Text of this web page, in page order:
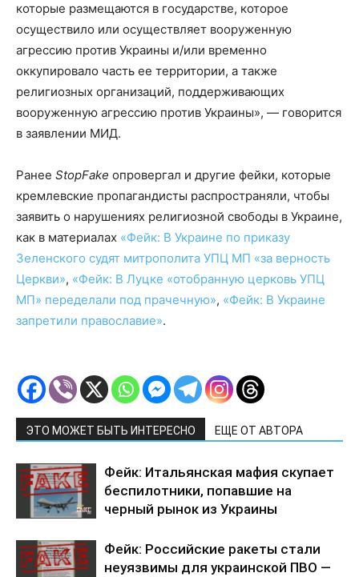
которые размещаются в государстве, которое
осуществило или осуществляет вооруженную
агрессию против Украины и/или временно
оккупировало часть ее территории, а также
религиозных организаций, поддерживающих
вооруженную агрессию против Украины», — говорится
в заявлении МИД.
Ранее StopFake опровергал и другие фейки, которые
кремлевские пропагандисты распространяли, чтобы
заявить о нарушениях религиозной свободы в Украине,
как в материалах «Фейк: В Украине по приказу
Зеленского судят митрополита УПЦ МП «за верность
Церкви», «Фейк: В Луцке «отобранную церковь УПЦ
МП» переделали под прачечную», «Фейк: В Украине
запретили православие».
ЭТО МОЖЕТ БЫТЬ ИНТЕРЕСНО ЕЩЕ ОТ АВТОРА
Фейк: Итальянская мафия скупает
беспилотники, попавшие на
черный рынок из Украины
Фейк: Российские ракеты стали
неуязвимы для украинской ПВО —